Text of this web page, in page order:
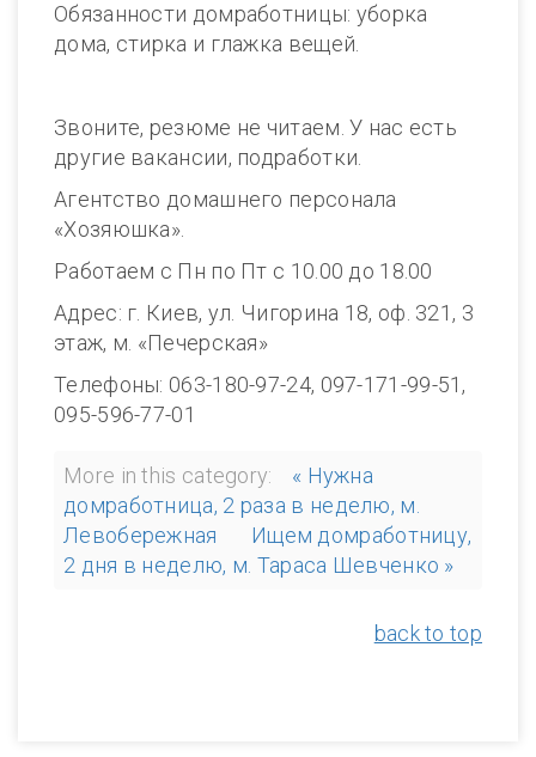
Обязанности домработницы: уборка
дома, стирка и глажка вещей.
Звоните, резюме не читаем. У нас есть
другие вакансии, подработки.
Агентство домашнего персонала
«Хозяюшка».
Работаем с Пн по Пт с 10.00 до 18.00
Адрес: г. Киев, ул. Чигорина 18, оф. 321, 3
этаж, м. «Печерская»
Телефоны: 063-180-97-24, 097-171-99-51,
095-596-77-01
More in this category:
« Нужна
домработница, 2 раза в неделю, м.
Левобережная
Ищем домработницу,
2 дня в неделю, м. Тараса Шевченко »
back to top